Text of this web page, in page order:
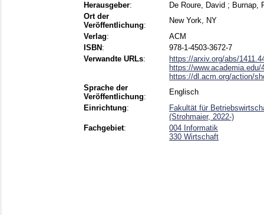
Herausgeber: De Roure, David ; Burnap,
Ort der
Veröffentlichung:
New York, NY
Verlag:
ACM
ISBN :
978-1-4503-3672-7
Verwandte URLs:
https://arxiv.org/abs/
https://
https://dl.acm.org/action/
Sprache der
Veröffentlichung:
Englisch
Einrichtung:
Fakultät für
(Strohmaier, 2022-)
Fachgebiet:
004 Informatik
330 Wirtschaft